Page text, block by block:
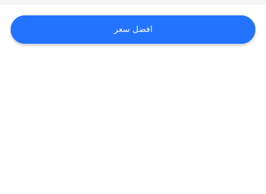
اقتباس
افضل سعر